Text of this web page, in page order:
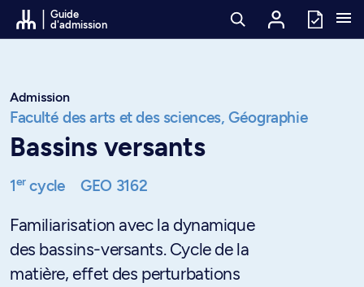
Passer au contenu
Guide
d'admission
Admission
Faculté des arts et des sciences, Géographie
Bassins versants
1ercycle GEO 3162
Familiarisation avec la dynamique
des bassins-versants. Cycle de la
matière, effet des perturbations